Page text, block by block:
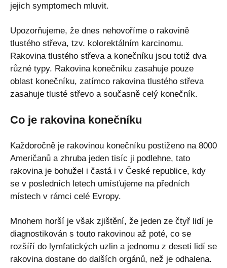
jejich symptomech mluvit.
Upozorňujeme, že dnes nehovoříme o rakovině
tlustého střeva, tzv. kolorektálním karcinomu.
Rakovina tlustého střeva a konečníku jsou totiž dva
různé typy. Rakovina konečníku zasahuje pouze
oblast konečníku, zatímco rakovina tlustého střeva
zasahuje tlusté střevo a současně celý konečník.
Co je rakovina konečníku
Každoročně je rakovinou konečníku postiženo na 8000
Američanů a zhruba jeden tisíc ji podlehne, tato
rakovina je bohužel i častá i v České republice, kdy
se v posledních letech umísťujeme na předních
místech v rámci celé Evropy.
Mnohem horší je však zjištění, že jeden ze čtyř lidí je
diagnostikován s touto rakovinou až poté, co se
rozšíří do lymfatických uzlin a jednomu z deseti lidí se
rakovina dostane do dalších orgánů, než je odhalena.